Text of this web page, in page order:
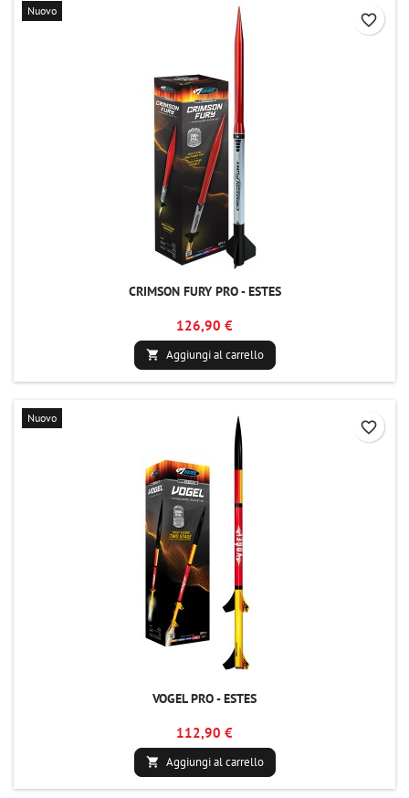
Nuovo
CRIMSON FURY PRO - ESTES
126,90 €
 Aggiungi al carrello
favorite_border
Nuovo
VOGEL PRO - ESTES
112,90 €
 Aggiungi al carrello
favorite_border